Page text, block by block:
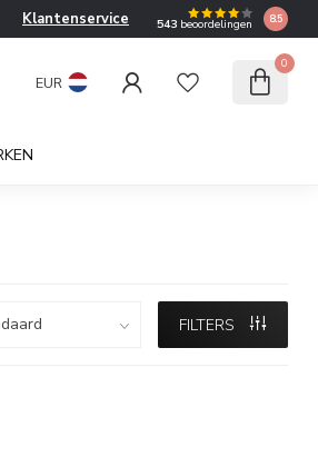
Klantenservice 543 beoordelingen 8.5
EUR
0
FILTERS